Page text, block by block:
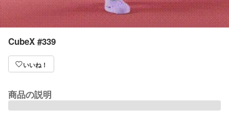
CubeX #339
いいね！
商品の説明